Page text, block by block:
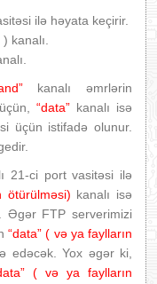
ilə həyata keçirir.
kanalı.
kanalı əmrlərin
“data” kanalı isə
üçün istifadə olunur.
21-ci port vasitəsi ilə
ötürülməsi) kanalı isə
Əgər FTP serverimizi
“data” ( və ya faylların
edəcək. Yox əgər ki,
( və ya faylların